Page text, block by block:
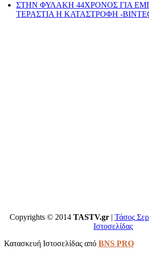
ΣΤΗΝ ΦΥΛΑΚΗ 44ΧΡΟΝΟΣ ΓΙΑ
ΤΕΡΑΣΤΙΑ Η ΚΑΤΑΣΤΡΟΦΗ -
Copyrights © 2014 TASTV.gr| Τάσος
Ιστοσελίδας
Κατασκευή Ιστοσελίδας από BNS PRO